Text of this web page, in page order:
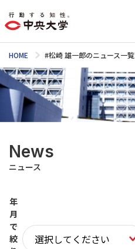
HOME #松崎 雄一郎のニュース一覧
News
ニュース
年
月
で
絞